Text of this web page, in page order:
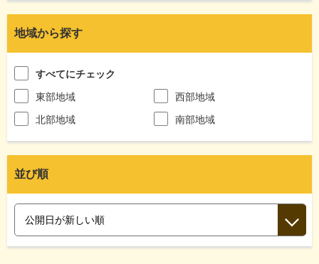
地域から探す
すべてにチェック
東部地域
西部地域
北部地域
南部地域
並び順